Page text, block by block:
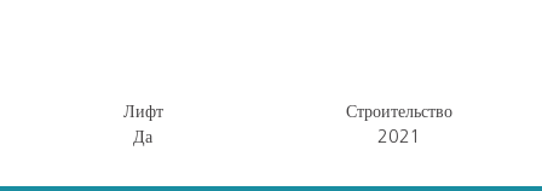
Лифт
Да
Строительство
2021